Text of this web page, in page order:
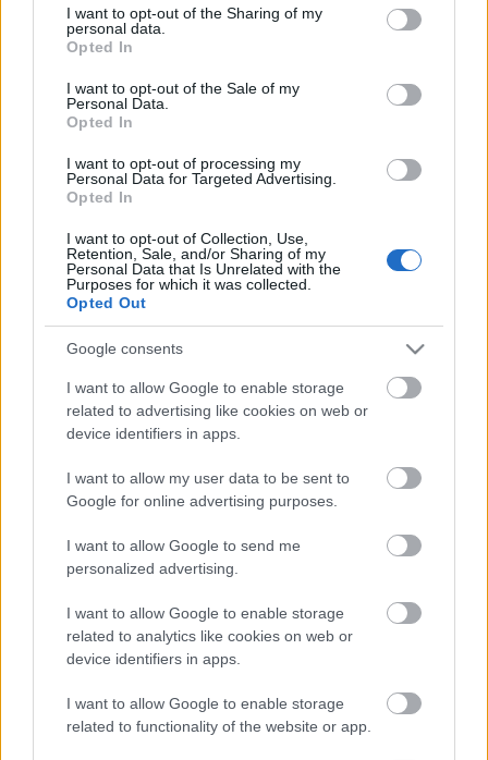
not limited to your visit or usage behaviour. You may click to
grant or deny consent to Google and its third-party tags to
use your data for below specified purposes in below Google
consent section.
I want to opt-out of the Sharing of my
personal data.
Opted In
I want to opt-out of the Sale of my
Personal Data.
Opted In
I want to opt-out of processing my
Personal Data for Targeted Advertising.
Opted In
I want to opt-out of Collection, Use,
Retention, Sale, and/or Sharing of my
Personal Data that Is Unrelated with the
Purposes for which it was collected.
Opted Out
Google consents
I want to allow Google to enable storage
related to advertising like cookies on web or
device identifiers in apps.
I want to allow my user data to be sent to
Google for online advertising purposes.
I want to allow Google to send me
personalized advertising.
I want to allow Google to enable storage
related to analytics like cookies on web or
device identifiers in apps.
I want to allow Google to enable storage
related to functionality of the website or app.
Aktuális
Feltárulnak a Balaton titkai
A LAKOSSÁGRA IS FONTOS SZEREP HÁRUL A
SZÚNYOGINVÁZIÓ ELKERÜLÉSÉBEN
HÍRDETÉS
HÍRDETÉS
LEGOLVASOTTABB
Újabb magabiztos kaposvári győzelem
Három magyarországi iskola tantermét